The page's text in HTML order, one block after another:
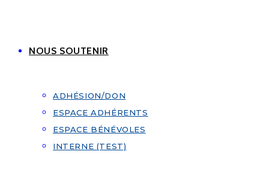
NOUS SOUTENIR
ADHÉSION/DON
ESPACE ADHÉRENTS
ESPACE BÉNÉVOLES
INTERNE (TEST)